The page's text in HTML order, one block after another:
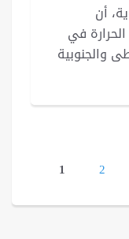
أن
في
‏والجنوبية
Pages
1 2